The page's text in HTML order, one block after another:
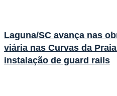
Laguna/SC avança nas
viária nas Curvas da
instalação de guard rails